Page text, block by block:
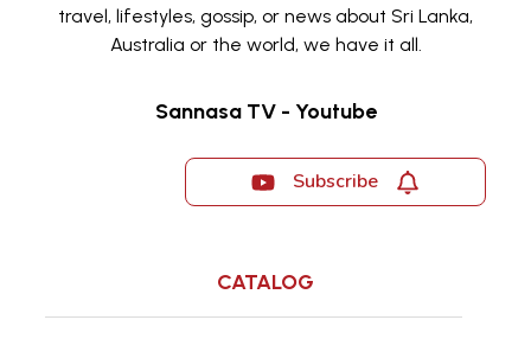
travel, lifestyles, gossip, or news about Sri Lanka,
Australia or the world, we have it all.
Sannasa TV - Youtube
Subscribe
CATALOG